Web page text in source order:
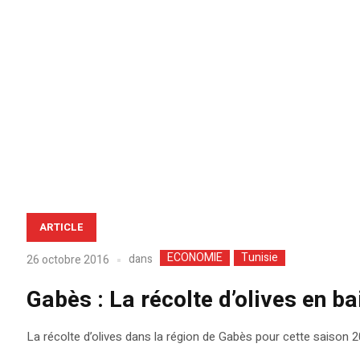
ARTICLE
26 octobre 2016 dans ECONOMIE Tunisie
Gabès : La récolte d’olives en
La récolte d’olives dans la région de Gabès pour cette